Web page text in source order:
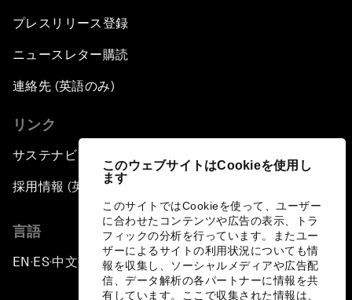
このウェブサイトはCookieを使用し
ます
このサイトではCookieを使って、ユーザー
に合わせたコンテンツや広告の表示、トラ
フィックの分析を行っています。またユー
ザーによるサイトの利用状況についても情
報を収集し、ソーシャルメディアや広告配
信、データ解析の各パートナーに情報を共
有しています。ここで収集された情報は、
プレスリリース登録
ニュースレター購読
連絡先 (英語のみ)
リンク
サステナビリティへの取り組み
採用情報 (英語のみ)
言語
EN ▪ES▪中文▪ 日本語